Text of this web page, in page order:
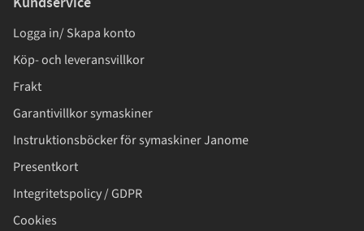
Logga in/ Skapa konto
Köp- och leveransvillkor
Frakt
Garantivillkor symaskiner
Instruktionsböcker för symaskiner Janome
Presentkort
Integritetspolicy / GDPR
Cookies